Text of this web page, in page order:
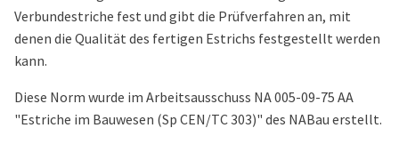
Verbundestriche fest und gibt die Prüfverfahren an, mit
denen die Qualität des fertigen Estrichs festgestellt werden
kann.
Diese Norm wurde im Arbeitsausschuss NA 005-09-75 AA
"Estriche im Bauwesen (Sp CEN/TC 303)" des NABau erstellt.